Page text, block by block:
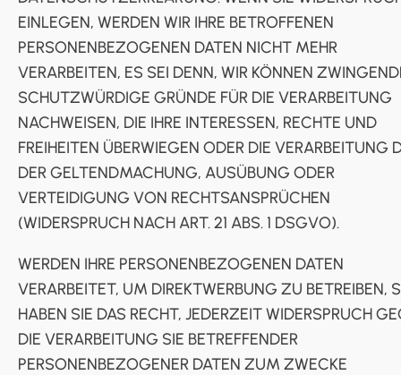
EINLEGEN, WERDEN WIR IHRE BETROFFENEN
PERSONENBEZOGENEN DATEN NICHT MEHR
VERARBEITEN, ES SEI DENN, WIR KÖNNEN
SCHUTZWÜRDIGE GRÜNDE FÜR DIE VERARBEITUNG
NACHWEISEN, DIE IHRE INTERESSEN, RECHTE UND
FREIHEITEN ÜBERWIEGEN ODER DIE VERARBEITUNG
DER GELTENDMACHUNG, AUSÜBUNG ODER
VERTEIDIGUNG VON RECHTSANSPRÜCHEN
(WIDERSPRUCH NACH ART. 21 ABS. 1 DSGVO).
WERDEN IHRE PERSONENBEZOGENEN DATEN
VERARBEITET, UM DIREKTWERBUNG ZU BETREIBEN,
HABEN SIE DAS RECHT, JEDERZEIT WIDERSPRUCH
DIE VERARBEITUNG SIE BETREFFENDER
PERSONENBEZOGENER DATEN ZUM ZWECKE